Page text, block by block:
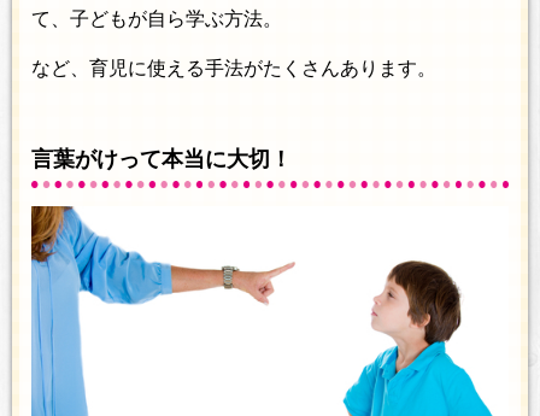
て、子どもが自ら学ぶ方法。
など、育児に使える手法がたくさんあります。
言葉がけって本当に大切！